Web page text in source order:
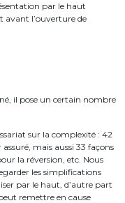
par le haut
avant l’ouverture de
il pose un certain nombre
sur la complexité : 42
mais aussi 33 façons
la réversion, etc. Nous
les simplifications
par le haut, d’autre part
remettre en cause